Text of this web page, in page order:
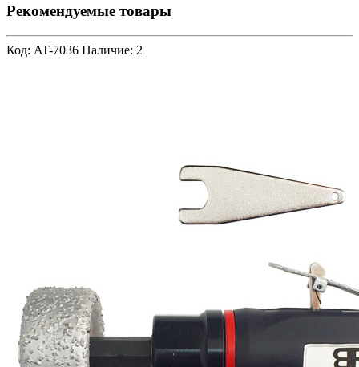
Рекомендуемые товары
Код: AT-7036 Наличие: 2